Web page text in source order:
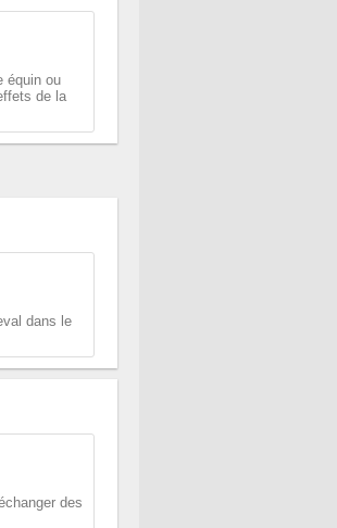
équin ou
de la
dans le
des